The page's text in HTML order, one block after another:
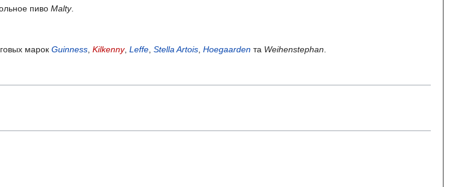
пивоMalty.
марок Guinness Kilkenny, Leffe Stella Artois Hoegaarden та Weihenstephan